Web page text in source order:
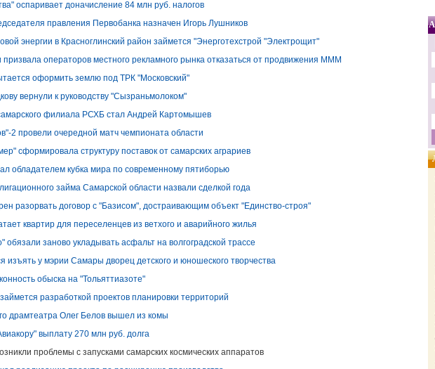
оспаривает доначисление 84 млн руб. налогов
правления Первобанка назначен Игорь Лушников
энергии в Красноглинский район займется "Энерготехстрой "Электрощит"
призвала операторов местного рекламного рынка отказаться от продвижения МММ
оформить землю под ТРК "Московский"
вернули к руководству "Сызраньмолоком"
филиала РСХБ стал Андрей Картомышев
2 провели очередной матч чемпионата области
сформировала структуру поставок от самарских аграриев
обладателем кубка мира по современному пятиборью
займа Самарской области назвали сделкой года
разорвать договор с "Базисом", достраивающим объект "Единство-строя"
квартир для переселенцев из ветхого и аварий­ного жилья
обязали заново укладывать асфальт на волгоградской трассе
изъять у мэрии Самары дворец детского и юношеского творчества
обыска на "Тольяттиазоте"
разработкой проектов планировки территорий
драмтеатра Олег Белов вышел из комы
выплату 270 млн руб. долга
проблемы с запусками самарских космических аппаратов